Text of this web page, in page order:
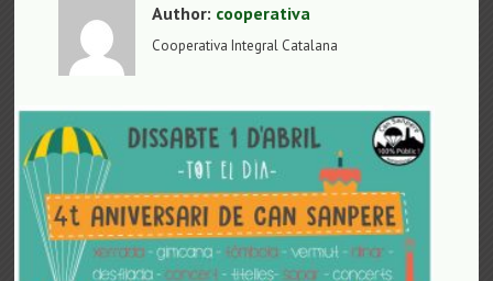
Author: cooperativa
Cooperativa Integral Catalana